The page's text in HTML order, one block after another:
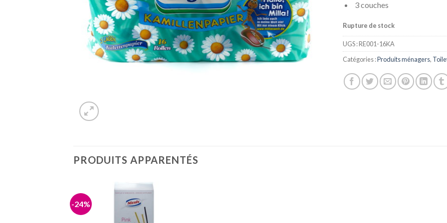
3 couches
Rupture de stock
UGS :RE001-16KA
Catégories :Produits ménagers,
PRODUITS APPARENTÉS
-24%